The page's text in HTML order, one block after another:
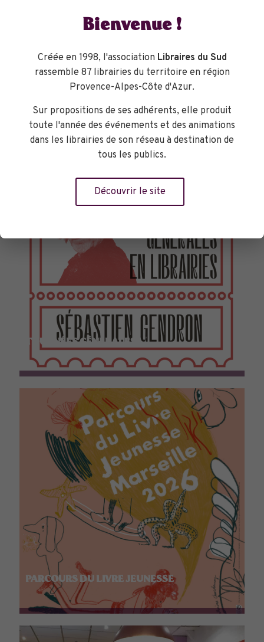
TOURNÉES GÉNÉRALES
PARCOURS DU LIVRE JEUNESSE
Bienvenue !
Créée en 1998, l'association Libraires du Sud
rassemble 87 librairies du territoire en région
Provence-Alpes-Côte d'Azur.
Sur propositions de ses adhérents, elle produit
toute l'année des événements et des animations
dans les librairies de son réseau à destination de
tous les publics.
Découvrir le site